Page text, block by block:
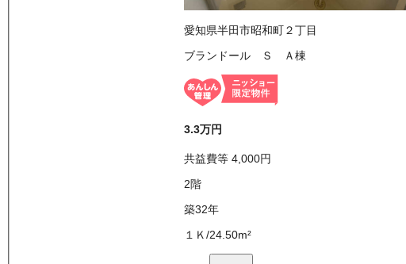
愛知県半田市昭和町２丁目
ブランドール Ｓ Ａ棟
3.3万円
共益費等 4,000円
2階
築32年
１Ｋ /24.50m²